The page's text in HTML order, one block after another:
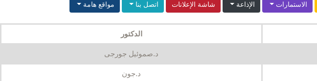
الاستمارات الإذاعة شاشة الإعلانات اتصل بنا مواقع هامة
الدكتور
د.صموئيل جورجى
د.جون